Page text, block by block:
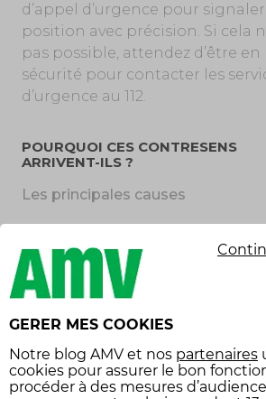
d’appel d’urgence pour signaler
position avec précision. Si cela
pas possible, attendez d’être en
sécurité pour contacter les
d’urgence au 112.
POURQUOI CES CONTRESENS
ARRIVENT-ILS ?
Les principales causes
contresens est souvent due à
erreurs de conduite liées à une
mauvaise signalisation, à une
confusion, ou à une perte de
infraction. Dans d’autres cas,
l’alcool, les stupéfiants ou la
GERER MES COOKIES
Notre blog AMV et nos partenaires
cookies pour assurer le bon
procéder à des mesures